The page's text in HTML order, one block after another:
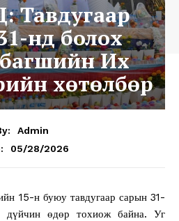
Тавдугаар
нд болох
Их
хөтөлбөр
Admin
05/28/2026
15-н буюу тавдугаар сарын 31-
өдөр тохиож байна. Уг